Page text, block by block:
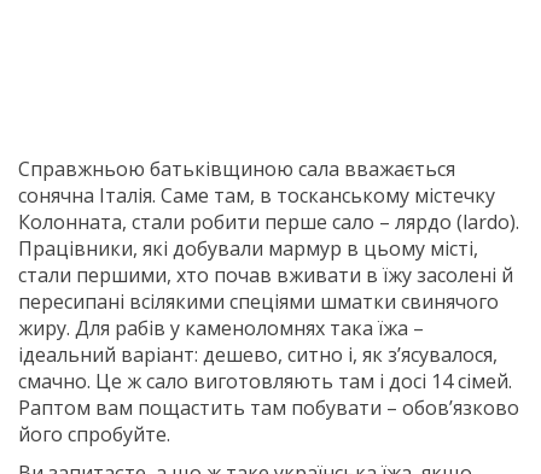
Справжньою батьківщиною сала вважається
сонячна Італія. Саме там, в тосканському містечку
Колонната, стали робити перше сало – лярдо (lardo).
Працівники, які добували мармур в цьому місті,
стали першими, хто почав вживати в їжу засолені й
пересипані всілякими спеціями шматки свинячого
жиру. Для рабів у каменоломнях така їжа –
ідеальний варіант: дешево, ситно і, як з’ясувалося,
смачно. Це ж сало виготовляють там і досі 14 сімей.
Раптом вам пощастить там побувати – обов’язково
його спробуйте.